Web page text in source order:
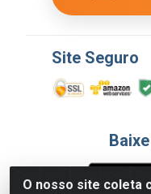
O nosso site coleta
Site Seguro